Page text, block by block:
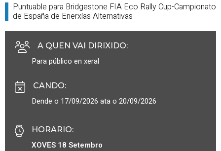
Puntuable para Bridgestone FIA Eco Rally Cup-Campionato
de España de Enerxías Alternativas
A QUEN VAI DIRIXIDO:
Para público en xeral
CANDO:
Dende o 17/09/2026 ata o 20/09/2026
HORARIO:
XOVES 18 Setembro